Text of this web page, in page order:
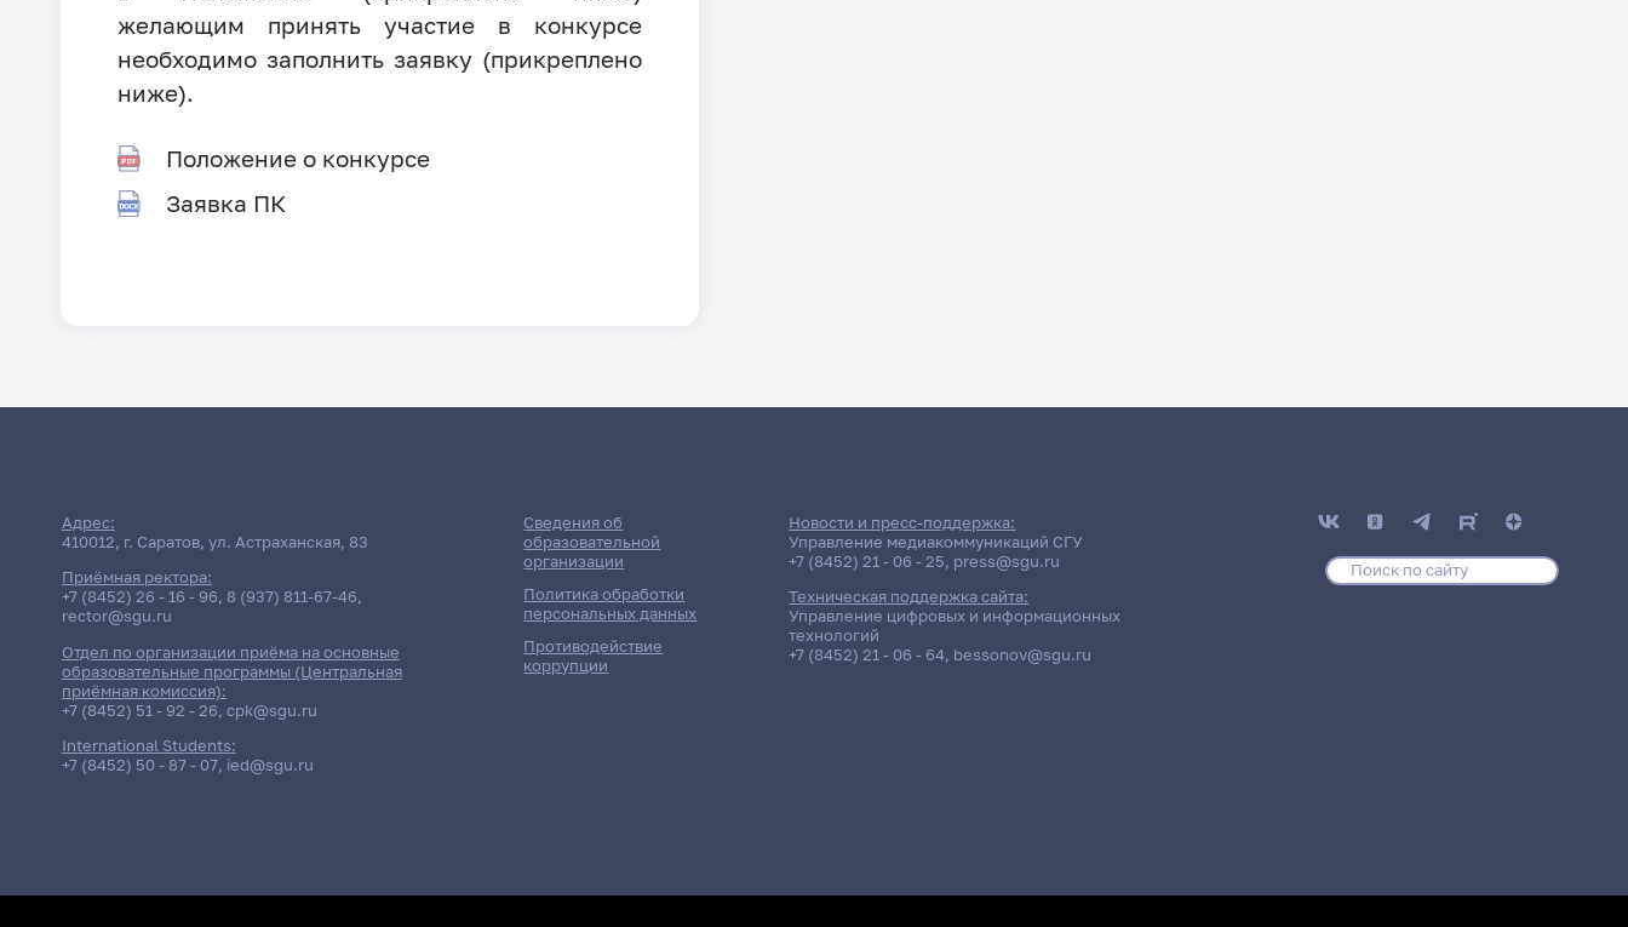
желающим принять участие в конкурсе
необходимо заполнить заявку (прикреплено
ниже).
Положение о конкурсе
Заявка ПК
Адрес:
410012, г. Саратов, ул. Астраханская, 83
Приёмная ректора:
+7 (8452) 26 - 16 - 96, 8 (937) 811-67-46,
rector@sgu.ru
Отдел по организации приёма на основные
образовательные программы (Центральная
приёмная комиссия):
+7 (8452) 51 - 92 - 26, cpk@sgu.ru
International Students:
+7 (8452) 50 - 87 - 07, ied@sgu.ru
Сведения об
образовательной
организации
Политика обработки
персональных данных
Противодействие
коррупции
Новости и пресс-поддержка:
Управление медиакоммуникаций СГУ
+7 (8452) 21 - 06 - 25, press@sgu.ru
Техническая поддержка сайта:
Управление цифровых и информационных
технологий
+7 (8452) 21 - 06 - 64, bessonov@sgu.ru